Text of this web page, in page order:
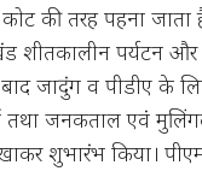
की तरह पहना जाता
शीतकालीन पर्यटन और
बाद जादुंग व पीडीए के
तथा जनकताल एवं
शुभारंभ किया।